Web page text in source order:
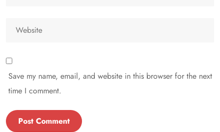
Save my name, email, and website in this browser for the next
time I comment.